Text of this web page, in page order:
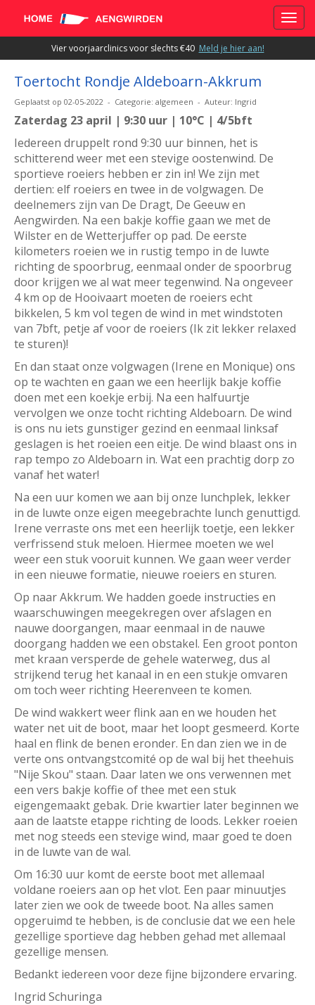
Vier voorjaarclinics voor slechts €40 Meld je hier aan!
Toertocht Rondje Aldeboarn-Akkrum
Geplaatst op 02-05-2022 - Categorie: algemeen - Auteur: Ingrid
Zaterdag 23 april | 9:30 uur | 10°C | 4/5bft
Iedereen druppelt rond 9:30 uur binnen, het is
schitterend weer met een stevige oostenwind. De
sportieve roeiers hebben er zin in! We zijn met
dertien: elf roeiers en twee in de volgwagen. De
deelnemers zijn van De Dragt, De Geeuw en
Aengwirden. Na een bakje koffie gaan we met de
Wilster en de Wetterjuffer op pad. De eerste
kilometers roeien we in rustig tempo in de luwte
richting de spoorbrug, eenmaal onder de spoorbrug
door krijgen we al wat meer tegenwind. Na ongeveer
4 km op de Hooivaart moeten de roeiers echt
bikkelen, 5 km vol tegen de wind in met windstoten
van 7bft, petje af voor de roeiers (Ik zit lekker relaxed
te sturen)!
En dan staat onze volgwagen (Irene en Monique) ons
op te wachten en gaan we een heerlijk bakje koffie
doen met een koekje erbij. Na een halfuurtje
vervolgen we onze tocht richting Aldeboarn. De wind
is ons nu iets gunstiger gezind en eenmaal linksaf
geslagen is het roeien een eitje. De wind blaast ons in
rap tempo zo Aldeboarn in. Wat een prachtig dorp zo
vanaf het water!
Na een uur komen we aan bij onze lunchplek, lekker
in de luwte onze eigen meegebrachte lunch genuttigd.
Irene verraste ons met een heerlijk toetje, een lekker
verfrissend stuk meloen. Hiermee moeten we wel
weer een stuk vooruit kunnen. We gaan weer verder
in een nieuwe formatie, nieuwe roeiers en sturen.
Op naar Akkrum. We hadden goede instructies en
waarschuwingen meegekregen over afslagen en
nauwe doorgangen, maar eenmaal in de nauwe
doorgang hadden we een obstakel. Een groot ponton
met kraan versperde de gehele waterweg, dus al
strijkend terug het kanaal in en een stukje omvaren
om toch weer richting Heerenveen te komen.
De wind wakkert weer flink aan en we houden het
water net uit de boot, maar het loopt gesmeerd. Korte
haal en flink de benen eronder. En dan zien we in de
verte ons ontvangstcomité op de wal bij het theehuis
"Nije Skou" staan. Daar laten we ons verwennen met
een vers bakje koffie of thee met een stuk
eigengemaakt gebak. Drie kwartier later beginnen we
aan de laatste etappe richting de loods. Lekker roeien
met nog steeds een stevige wind, maar goed te doen
in de luwte van de wal.
Om 16:30 uur komt de eerste boot met allemaal
voldane roeiers aan op het vlot. Een paar minuutjes
later zien we ook de tweede boot. Na alles samen
opgeruimd te hebben, is de conclusie dat we een hele
gezellige sportieve dag hebben gehad met allemaal
gezellige mensen.
Bedankt iedereen voor deze fijne bijzondere ervaring.
Ingrid Schuringa